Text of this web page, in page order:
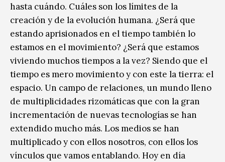
hasta cuándo. Cuáles son los límites de la
creación y de la evolución humana. ¿Será que
estando aprisionados en el tiempo también lo
estamos en el movimiento? ¿Será que estamos
viviendo muchos tiempos a la vez? Siendo que el
tiempo es mero movimiento y con este la tierra: el
espacio. Un campo de relaciones, un mundo lleno
de multiplicidades rizomáticas que con la gran
incrementación de nuevas tecnologías se han
extendido mucho más. Los medios se han
multiplicado y con ellos nosotros, con ellos los
vínculos que vamos entablando. Hoy en día